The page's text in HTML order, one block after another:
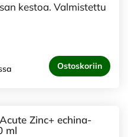
kestoa. Valmistettu
Ostoskoriin
Zinc+ echina-
ml